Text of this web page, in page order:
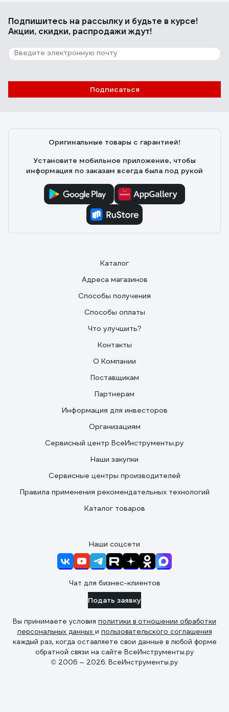
Подпишитесь на рассылкуи будьте в курсе!
Акции, скидки, распродажи ждут!
Подписаться
Оригинальные товары с гарантией!
Установите мобильное приложение, чтобы
информация по заказам всегда была под рукой
Каталог
Адреса магазинов
Способы получения
Способы оплаты
Что улучшить?
Контакты
О Компании
Поставщикам
Партнерам
Информация для инвесторов
Организациям
Сервисный центр ВсеИнструменты.ру
Наши закупки
Сервисные центры производителей
Правила применения рекомендательных технологий
Каталог товаров
Наши соцсети
Чат для бизнес-клиентов
Подать заявку
Вы принимаете условия политики в отношении обработки
персональных данных и пользовательского соглашения
каждый раз, когда оставляете свои данные в любой форме
обратной связи на сайте ВсеИнструменты.ру
© 2006 — 2026. ВсеИнструменты.ру